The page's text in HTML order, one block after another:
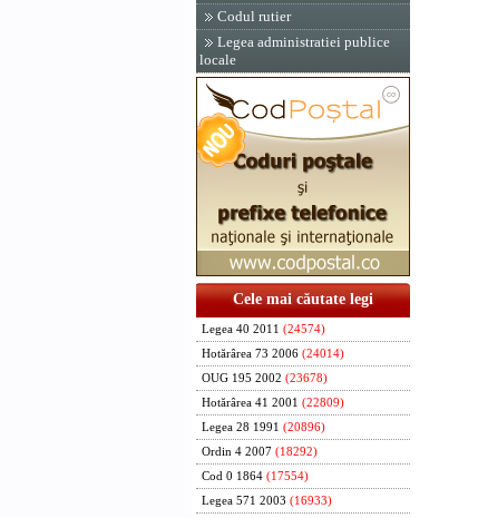
Codul rutier
Legea administratiei publice
locale
Cele mai căutate legi
Legea 40 2011 (24574)
Hotărârea 73 2006 (24014)
OUG 195 2002 (23678)
Hotărârea 41 2001 (22809)
Legea 28 1991 (20896)
Ordin 4 2007 (18292)
Cod 0 1864 (17554)
Legea 571 2003 (16933)